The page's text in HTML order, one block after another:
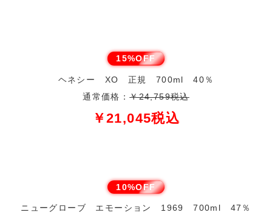
15%OFF
ヘネシー XO 正規 700ml 40％
通常価格：￥24,759税込
￥21,045税込
10%OFF
ニューグローブ エモーション 1969 700ml 47％